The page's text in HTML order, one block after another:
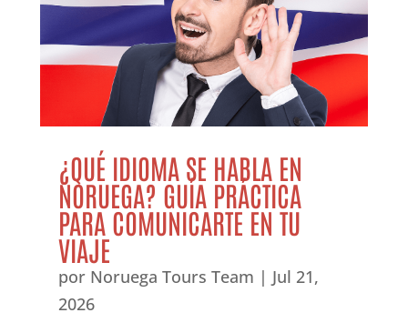
¿QUÉ IDIOMA SE HABLA EN
NORUEGA? GUÍA PRÁCTICA
PARA COMUNICARTE EN TU
VIAJE
por Noruega Tours Team | Jul 21,
2026